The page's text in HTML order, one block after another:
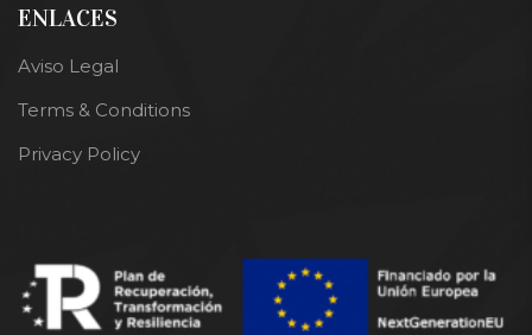
ENLACES
Aviso Legal
Terms & Conditions
Privacy Policy